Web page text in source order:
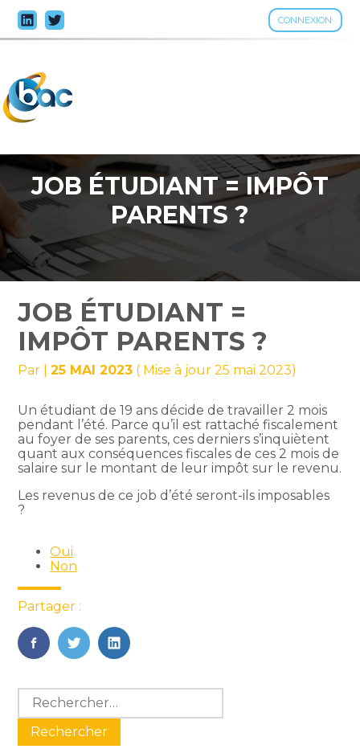
CONNEXION
Aller
au
JOB ÉTUDIANT = IMPÔT
PARENTS ?
JOB ÉTUDIANT =
IMPÔT PARENTS ?
Par |25 MAI 2023 ( Mise à jour 25 mai 2023)
Un étudiant de 19 ans décide de travailler 2 mois
pendant l’été. Parce qu’il est rattaché fiscalement
au foyer de ses parents, ces derniers s’inquiètent
quant aux conséquences fiscales de ces 2 mois de
salaire sur le montant de leur impôt sur le revenu.
Les revenus de ce job d’été seront-ils imposables
?
Oui
Non
Partager :
FaceBook
TwitterLinkedIn
Blog
sidebar
Rechercher :